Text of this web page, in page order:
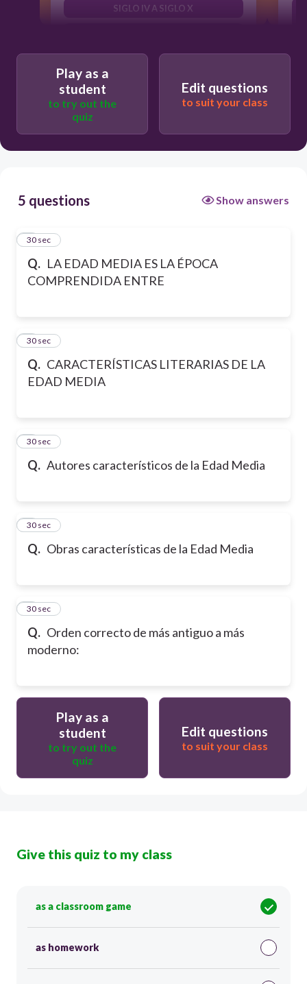
SIGLO IV A SIGLO X
Play as a
student
to try out the
quiz
Edit questions
to suit your class
5 questions Show answers
Q. LA EDAD MEDIA ES LA ÉPOCA
COMPRENDIDA ENTRE
1
30 sec
Q. CARACTERÍSTICAS LITERARIAS DE LA
EDAD MEDIA
2
30 sec
Q. Autores característicos de la Edad Media
3
30 sec
Q. Obras características de la Edad Media
4
30 sec
Q. Orden correcto de más antiguo a más
moderno:
5
30 sec
Play as a
student
to try out the
quiz
Edit questions
to suit your class
Give this quiz to my class
as a classroom game
as homework